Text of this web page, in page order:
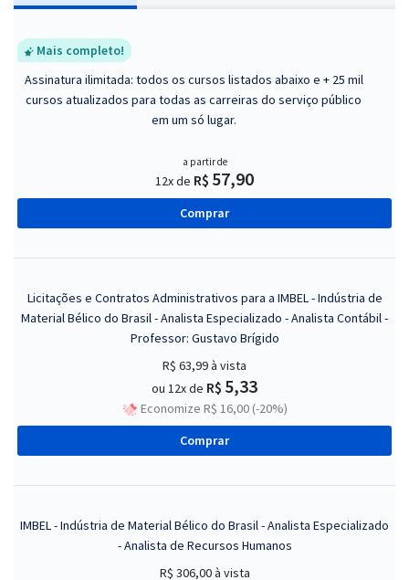
Mais completo!
Assinatura ilimitada: todos os cursos listados abaixo e + 25 mil
cursos atualizados para todas as carreiras do serviço público
em um só lugar.
a partir de
12x de R$ 57,90
Comprar
Licitações e Contratos Administrativos para a IMBEL - Indústria de
Material Bélico do Brasil - Analista Especializado - Analista Contábil -
Professor: Gustavo Brígido
R$ 63,99à vista
ou 12x de R$ 5,33
Economize R$ 16,00 (-20%)
Comprar
IMBEL - Indústria de Material Bélico do Brasil - Analista Especializado
- Analista de Recursos Humanos
R$ 306,00à vista